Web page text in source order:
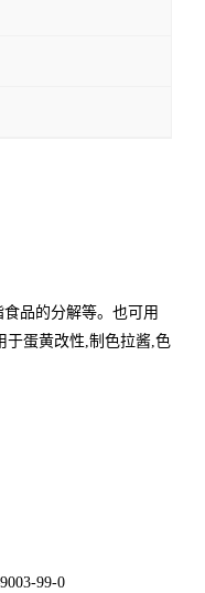
品的分解等。也可用
于蛋黄改性,制色拉酱,色
99-0